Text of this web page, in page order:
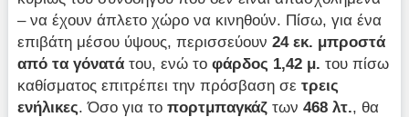
– να έχουν άπλετο χώρο να κινηθούν. Πίσω, για ένα
επιβάτη μέσου ύψους, περισσεύουν24 εκ. μπροστά
από τα γόνατάτου, ενώ τοφάρδος 1,42 μ. του πίσω
καθίσματος επιτρέπει την πρόσβαση σετρεις
ενήλικες. Όσο για τοπορτμπαγκάζ των468 λτ., θα